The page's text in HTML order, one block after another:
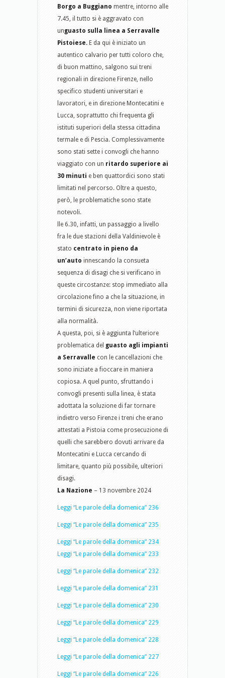
Borgo a Buggiano mentre, intorno alle
7.45, il tutto si è aggravato con
unguasto sulla linea a Serravalle
Pistoiese. E da qui è iniziato un
autentico calvario per tutti coloro che,
di buon mattino, salgono sui treni
regionali in direzione Firenze, nello
specifico studenti universitari e
lavoratori, e in direzione Montecatini e
Lucca, soprattutto chi frequenta gli
istituti superiori della stessa cittadina
termale e di Pescia. Complessivamente
sono stati sette i convogli che hanno
viaggiato con un ritardo superiore ai
30 minuti e ben quattordici sono stati
limitati nel percorso. Oltre a questo,
però, le problematiche sono state
notevoli.
lle 6.30, infatti, un passaggio a livello
fra le due stazioni della Valdinievole è
stato centrato in pieno da
un’auto innescando la consueta
sequenza di disagi che si verificano in
queste circostanze: stop immediato alla
circolazione fino a che la situazione, in
termini di sicurezza, non viene riportata
alla normalità.
A questa, poi, si è aggiunta l’ulteriore
problematica del guasto agli impianti
a Serravalle con le cancellazioni che
sono iniziate a fioccare in maniera
copiosa. A quel punto, sfruttando i
convogli presenti sulla linea, è stata
adottata la soluzione di far tornare
indietro verso Firenze i treni che erano
attestati a Pistoia come prosecuzione di
quelli che sarebbero dovuti arrivare da
Montecatini e Lucca cercando di
limitare, quanto più possibile, ulteriori
disagi.
La Nazione – 13 novembre 2024
Leggi “Le parole della domenica” 236
Leggi “Le parole della domenica” 235
Leggi “Le parole della domenica” 234
Leggi “Le parole della domenica” 233
Leggi “Le parole della domenica” 232
Leggi “Le parole della domenica” 231
Leggi “Le parole della domenica” 230
Leggi “Le parole della domenica” 229
Leggi “Le parole della domenica” 228
Leggi “Le parole della domenica” 227
Leggi “Le parole della domenica” 226